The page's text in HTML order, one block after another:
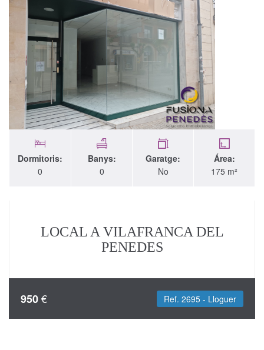
Dormitoris:
0
Banys:
0
Garatge:
No
Área:
175 m²
LOCAL A VILAFRANCA DEL
PENEDES
950€ Ref. 2695 - Lloguer